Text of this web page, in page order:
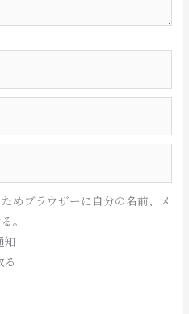
めブラウザーに自分の名前、メ
。
知